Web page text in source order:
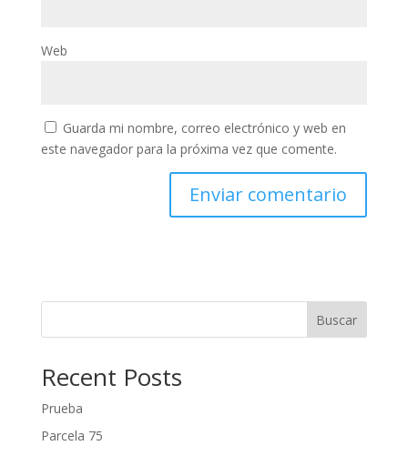
Web
Guarda mi nombre, correo electrónico y web en
este navegador para la próxima vez que comente.
Buscar
Recent Posts
Prueba
Parcela 75